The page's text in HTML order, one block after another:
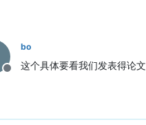
Offline
bo
这个具体要看我们发表得论文